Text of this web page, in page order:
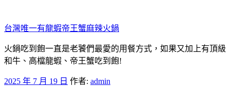
至
主
要
內
台灣唯一有龍蝦帝王蟹麻辣火鍋
火鍋吃到飽一直是老饕們最愛的用餐方式，如果又加上有頂級
和牛、高檔龍蝦、帝王蟹吃到飽!
發
2025 年 7 月 19 日 作者: admin